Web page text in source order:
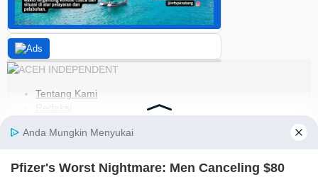
Tentang Kami
Redaksi
Pedoman Media Siber
Kebijakan Privasi